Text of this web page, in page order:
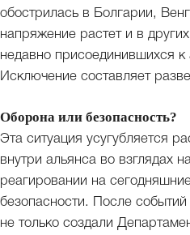
обострилась в Болгарии,
напряжение растет и в других
недавно присоединившихся к
Исключение составляет
Оборона или безопасность?
Эта ситуация усугубляется
внутри альянса во взглядах
реагировании на
безопасности. После
не только создали